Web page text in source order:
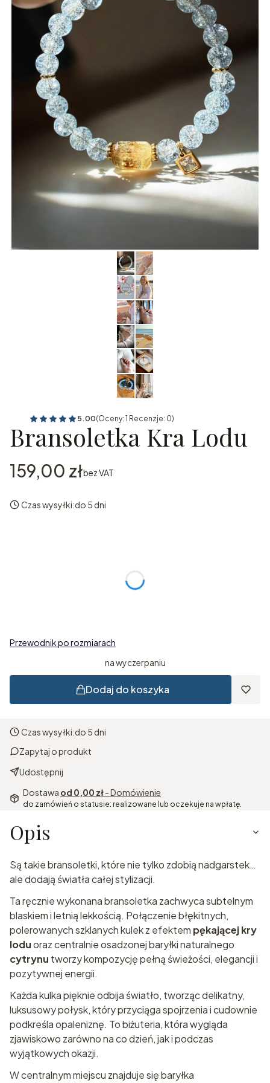
5.00(Oceny: 1 Recenzje: 0)
Bransoletka Kra Lodu
Cena
159,00 złbez VAT
Czas wysyłki:do 5 dni
Obwód nadgarstka (opcjonalnie)Opcjonalne
Przewodnik po rozmiarach
na wyczerpaniu
Dodaj do koszyka
Czas wysyłki:do 5 dni
Zapytaj o produkt
Udostępnij
Dostawa od 0,00 zł- Domówienie
do zamówień o statusie: realizowane lub oczekuje na wpłatę.
Opis
Są takie bransoletki, które nie tylko zdobią nadgarstek…
ale dodają światła całej stylizacji.
Ta ręcznie wykonana bransoletka zachwyca subtelnym
blaskiem i letnią lekkością. Połączenie błękitnych,
polerowanych szklanych kulek z efektem pękającej kry
loduoraz centralnie osadzonej baryłki naturalnego
cytrynu tworzy kompozycję pełną świeżości, elegancji i
pozytywnej energii.
Każda kulka pięknie odbija światło, tworząc delikatny,
luksusowy połysk, który przyciąga spojrzenia i cudownie
podkreśla opaleniznę. To biżuteria, która wygląda
zjawiskowo zarówno na co dzień, jak i podczas
wyjątkowych okazji.
W centralnym miejscu znajduje się baryłka